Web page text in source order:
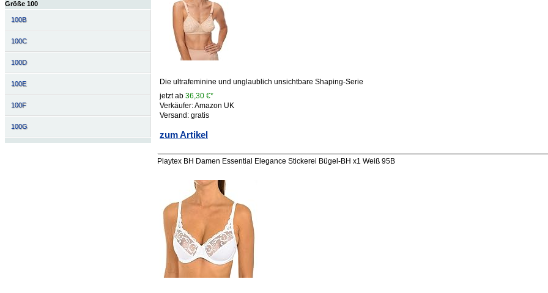
Größe 100
100B
100C
100D
100E
100F
100G
Die ultrafeminine und unglaublich unsichtbare Shaping-Serie
jetzt ab36,30 €*
Verkäufer: Amazon UK
Versand: gratis
zum Artikel
Playtex BH Damen Essential Elegance Stickerei Bügel-BH x1 Weiß 95B